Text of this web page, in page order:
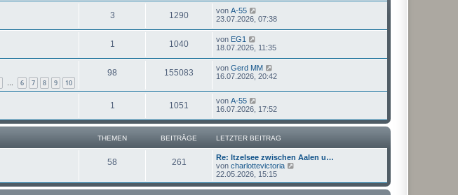
3 1290 von A-55
23.07.2026, 07:38
1 1040 von EG1
18.07.2026, 11:35
… 6 7 8 9 10
98 155083 von Gerd MM
16.07.2026, 20:42
1 1051 von A-55
16.07.2026, 17:52
THEMEN BEITRÄGE LETZTER BEITRAG
58 261
Re: Itzelsee zwischen Aalen u…
von charlottevictoria
u
e
22.05.2026, 15:15